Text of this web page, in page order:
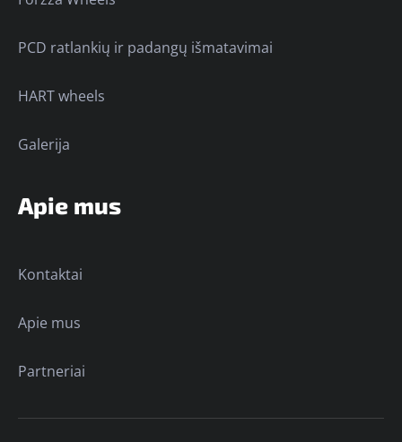
PCD ratlankių ir padangų išmatavimai
HART wheels
Galerija
Apie mus
Kontaktai
Apie mus
Partneriai